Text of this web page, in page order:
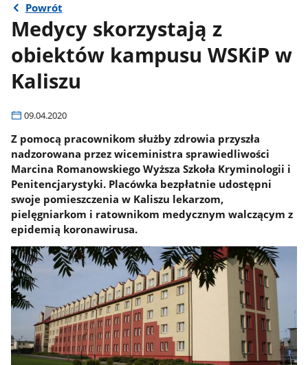
Powrót
Medycy skorzystają z
obiektów kampusu WSKiP w
Kaliszu
09.04.2020
Z pomocą pracownikom służby zdrowia przyszła
nadzorowana przez wiceministra sprawiedliwości
Marcina Romanowskiego Wyższa Szkoła Kryminologii i
Penitencjarystyki. Placówka bezpłatnie udostępni
swoje pomieszczenia w Kaliszu lekarzom,
pielęgniarkom i ratownikom medycznym walczącym z
epidemią koronawirusa.